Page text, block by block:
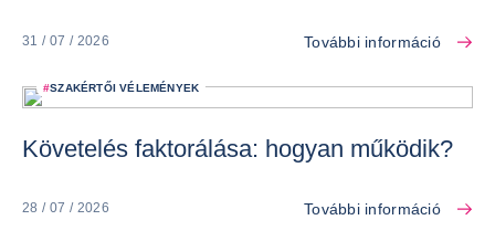
31 / 07 / 2026 További információ
#SZAKÉRTŐI VÉLEMÉNYEK
Követelés faktorálása: hogyan működik?
28 / 07 / 2026 További információ